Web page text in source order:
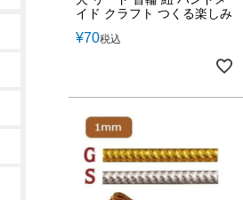
イド クラフト つくる楽しみ
¥70税込